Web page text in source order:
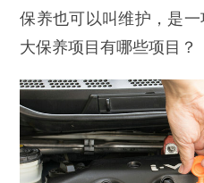
保养也可以叫维护，是
大保养项目有哪些项目？